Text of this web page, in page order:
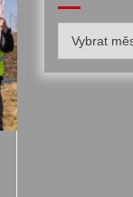
archiv